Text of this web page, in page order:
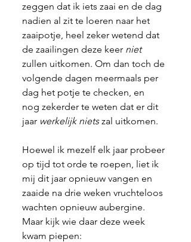
zeggen dat ik iets zaai en de dag
nadien al zit te loeren naar het
zaaipotje, heel zeker wetend dat
de zaailingen deze keer niet
zullen uitkomen. Om dan toch de
volgende dagen meermaals per
dag het potje te checken, en
nog zekerder te weten dat er dit
jaar werkelijk niets zal uitkomen.
Hoewel ik mezelf elk jaar probeer
op tijd tot orde te roepen, liet ik
mij dit jaar opnieuw vangen en
zaaide na drie weken vruchteloos
wachten opnieuw aubergine.
Maar kijk wie daar deze week
kwam piepen: